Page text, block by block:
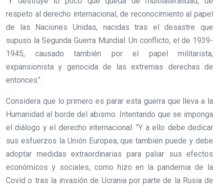
respeto al derecho internacional, de reconocimiento al papel
de las Naciones Unidas, nacidas tras el desastre que
supuso la Segunda Guerra Mundial. Un conflicto, el de 1939-
1945, causado también por el papel militarista,
expansionista y genocida de las extremas derechas de
entonces”.
Considera que lo primero es parar esta guerra que lleva a la
Humanidad al borde del abismo. Intentando que se imponga
el diálogo y el derecho internacional. “Y a ello debe dedicar
sus esfuerzos la Unión Europea, que también puede y debe
adoptar medidas extraordinarias para paliar sus efectos
económicos y sociales, como hizo en la pandemia de la
Covid o tras la invasión de Ucrania por parte de la Rusia de